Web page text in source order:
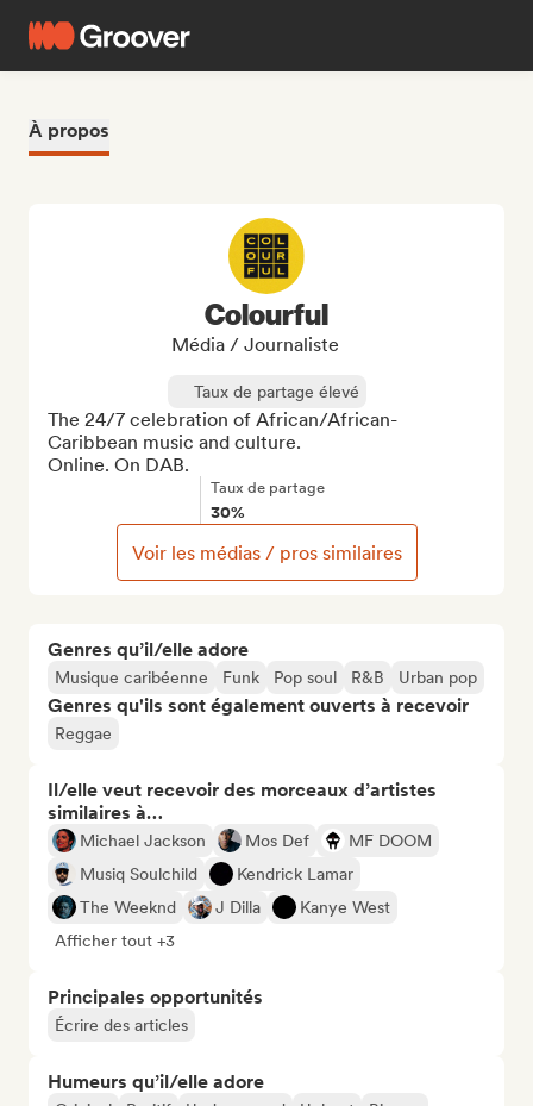
À propos
Genres qu’il/elle adore
Musique caribéenne Funk Pop soul R&B Urban pop
Genres qu'ils sont également ouverts à recevoir
Reggae
Il/elle veut recevoir des morceaux d’artistes
similaires à…
Michael Jackson Mos Def
MF DOOM
Musiq Soulchild
Kendrick Lamar
The Weeknd
J Dilla
Kanye West
Afficher tout +3
Principales opportunités
Écrire des articles
Humeurs qu’il/elle adore
Colourful
Média / Journaliste
Taux de partage élevé
The 24/7 celebration of African/African-
Caribbean music and culture.
Online. On DAB.
Taux de partage
30%
Voir les médias / pros similaires